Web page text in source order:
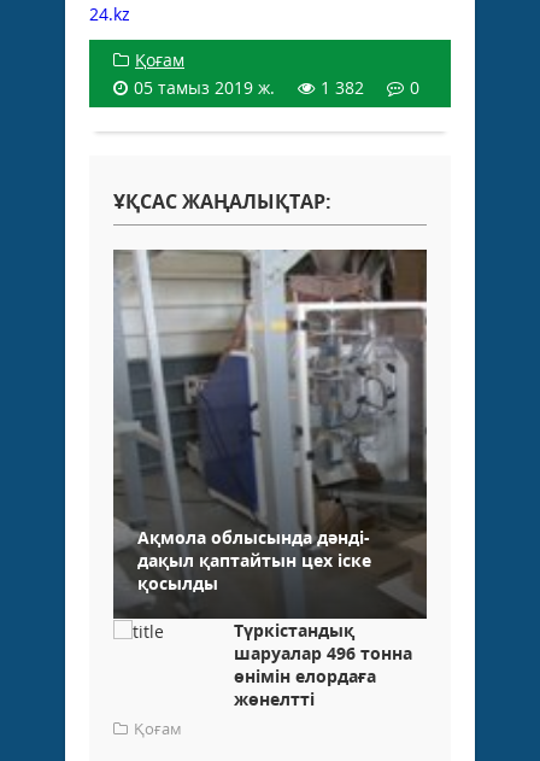
24.kz
Қоғам
05 тамыз 2019 ж.
1 382 0
ҰҚСАС ЖАҢАЛЫҚТАР:
Ақмола облысында дәнді-
дақыл қаптайтын цех іске
қосылды
Түркістандық
шаруалар 496 тонна
өнімін елордаға
жөнелтті
Қоғам